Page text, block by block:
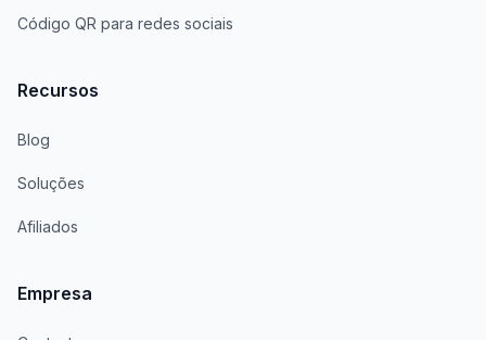
Código QR para redes sociais
Recursos
Blog
Soluções
Afiliados
Empresa